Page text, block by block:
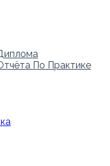
По Практике